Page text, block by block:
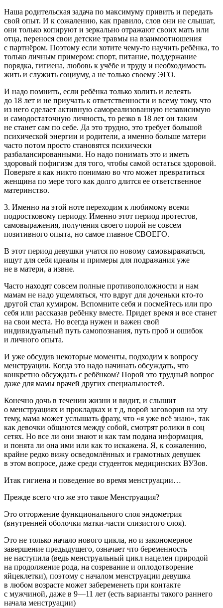
Наша родительская задача по максимуму привить и передать
свой опыт. И к сожалению, как правило, слов они не слышат,
они только копируют и зеркально отражают своих мать или
отца, перенося свои детские травмы на взаимоотношения
с партнёром. Поэтому если хотите чему-то научить ребёнка, то
только личным примером: спорт, питание, поддержание
порядка, гигиена, любовь к учёбе и труду и необходимость
жить и служить социуму, а не только своему ЭГО.
И надо помнить, если ребёнка только холить и лелеять
до 18 лет и не приучать к ответственности и всему тому, что
из него сделает активную самореализованную независимую
и самодостаточную личность, то резко в 18 лет он таким
не станет сам по себе. Да это трудно, это требует большой
психической энергии и родители, а именно больше матери
часто потом просто становятся психически
разбалансированными. Но надо понимать это и иметь
здоровый пофигизм для того, чтобы самой остаться здоровой.
Поверьте я как никто понимаю во что может превратиться
женщина по мере того как долго длится ее ответственное
материнство.
3. Именно на этой ноте переходим к любимому всеми
подростковому периоду. Именно этот период протестов,
самовыражения, получения своего порой не совсем
позитивного опыта, но самое главное СВОЕГО.
В этот период девушки учатся по новому самовыражаться,
ищут для себя идеалы и примеры для подражания уже
не в матери, а извне.
Часто находят совсем полные противоположности и нам
мамам не надо ущемляться, что вдруг для доченьки кто-то
другой стал кумиром. Вспомните себя и посмейтесь или про
себя или рассказав ребёнку вместе. Придет время и все станет
на свои места. Но всегда нужен и важен свой
индивидуальный путь самопознания, путь проб и ошибок
и личного опыта.
И уже обсудив некоторые моменты, подходим к вопросу
менструации. Когда это надо начинать обсуждать, что
конкретно обсуждать с ребёнком? Порой это трудный вопрос
даже для мамы врачей других специальностей.
Конечно дочь в течении жизни и видит, и слышит
о менструациях и прокладках и т д, порой заговорив на эту
тему, мама может услышать фразу, что «я уже всё знаю», так
как девочки общаются между собой, смотрят ролики в соц
сетях. Но все ли они знают и как там подана информация,
и понята ли она ими или как то искажена. Я, к сожалению,
крайне редко вижу осведомлённых и грамотных девушек
в этом вопросе, даже среди студенток медицинских ВУЗов.
Итак гигиена и поведение во время менструации…
Прежде всего что же это такое Менструация?
Это отторжение функционального слоя эндометрия
(внутренней оболочки матки-части слизистого слоя).
Это не только начало нового цикла, но и закономерное
завершение предыдущего, означает что беременность
не наступила (ведь менструальный цикл нацелен природой
на продолжение рода, на созревание и оплодотворение
яйцеклетки), поэтому с началом менструации девушка
в любом возрасте может забеременеть при контакте
с мужчиной, даже в 9—11 лет (есть варианты такого раннего
начала менструации)